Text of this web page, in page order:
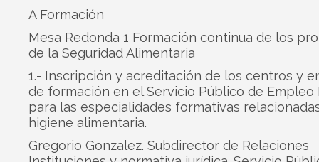
A Formación
Mesa Redonda 1 Formación continua de los
de la Seguridad Alimentaria
1.- Inscripción y acreditación de los centros y
de formación en el Servicio Público de Empleo
para las especialidades formativas
higiene alimentaria.
Gregorio Gonzalez. Subdirector de Relaciones